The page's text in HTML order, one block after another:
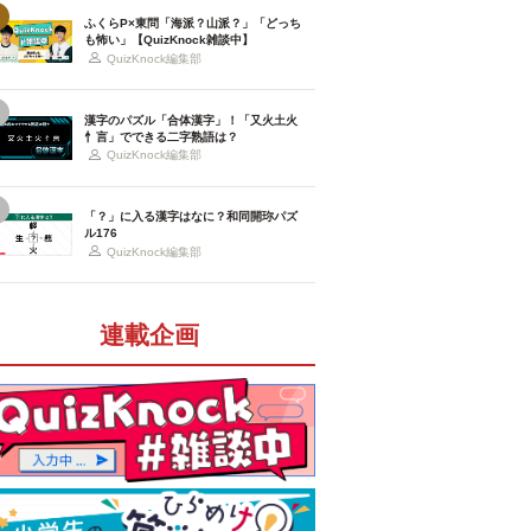
ふくらP×東問「海派？山派？」「どっち
も怖い」【QuizKnock雑談中】
QuizKnock編集部
漢字のパズル「合体漢字」！「又火土火
忄言」でできる二字熟語は？
QuizKnock編集部
「？」に入る漢字はなに？和同開珎パズ
ル176
QuizKnock編集部
連載企画